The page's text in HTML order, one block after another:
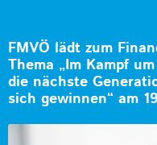
FMVÖ lädt zum
Thema „Im Kampf
die nächste
sich gewinnen“ am